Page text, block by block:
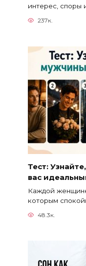
интерес, споры
237к.
Тест:
вас
Каждой
которым
48.3к.